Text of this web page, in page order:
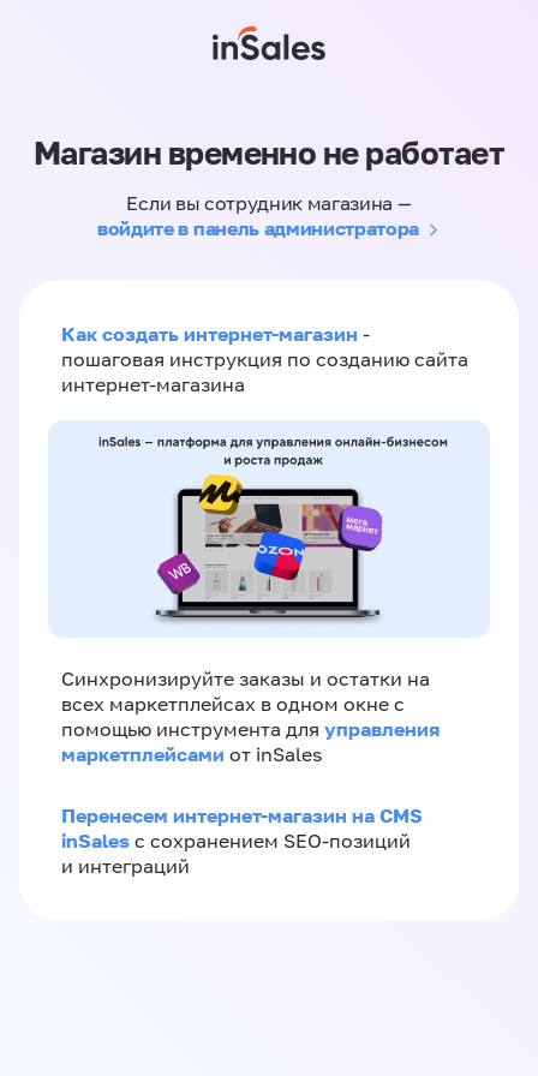
Магазин временно не работает
Если вы сотрудник магазина —
войдите в панель администратора
Как создать интернет-магазин -
пошаговая инструкция по созданию сайта
интернет-магазина
Синхронизируйте заказы и остатки на
всех маркетплейсах в одном окне с
помощью инструмента для управления
маркетплейсами от inSales
Перенесем интернет-магазин на CMS
inSales с сохранением SEO-позиций
и интеграций